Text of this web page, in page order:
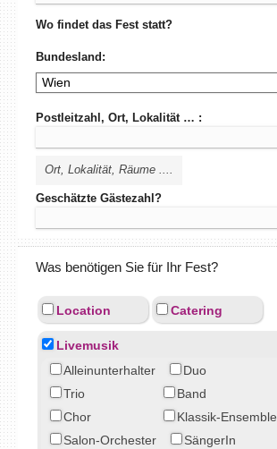
Wo findet das Fest statt?
Bundesland:
Postleitzahl, Ort, Lokalität … :
Ort, Lokalität, Räume ....
Geschätzte Gästezahl?
Was benötigen Sie für Ihr Fest?
Location Catering
Livemusik
Alleinunterhalter
Duo
Trio
Band
Chor
Klassik-Ensemble
Salon-Orchester
SängerIn